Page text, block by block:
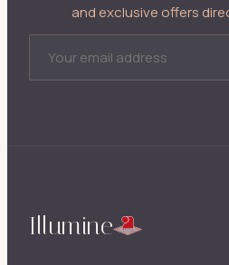
and exclusive offers
Illumine